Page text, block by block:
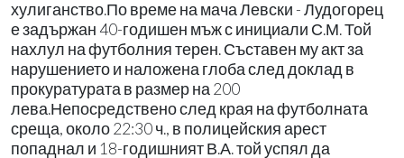
хулиганство.По време на мача Левски - Лудогорец
е задържан 40-годишен мъж с инициали С.М. Той
нахлул на футболния терен. Съставен му акт за
нарушението и наложена глоба след доклад в
прокуратурата в размер на 200
лева.Непосредствено след края на футболната
среща, около 22:30 ч., в полицейския арест
попаднал и 18-годишният В.А. той успял да